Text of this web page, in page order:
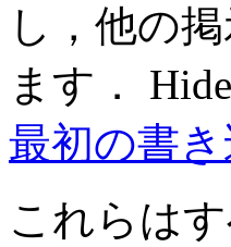
し，他の
ます．
最初の書
これらは